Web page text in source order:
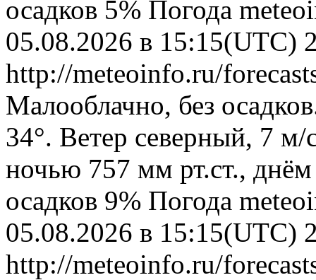
осадков 5% Погода
05.08.2026 в 15:15(UTC)
http://meteoinfo.ru/
Малооблачно, без
34°. Ветер северный, 7
ночью 757 мм рт.ст.,
осадков 9% Погода
05.08.2026 в 15:15(UTC)
http://meteoinfo.ru/